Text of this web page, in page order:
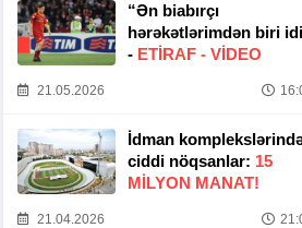
“Ən biabırçı
hərəkətlərimdən biri
- ETIRAF - VİDEO
21.05.2026
İdman
ciddi nöqsanlar: 15
MILYON MANAT!
21.04.2026